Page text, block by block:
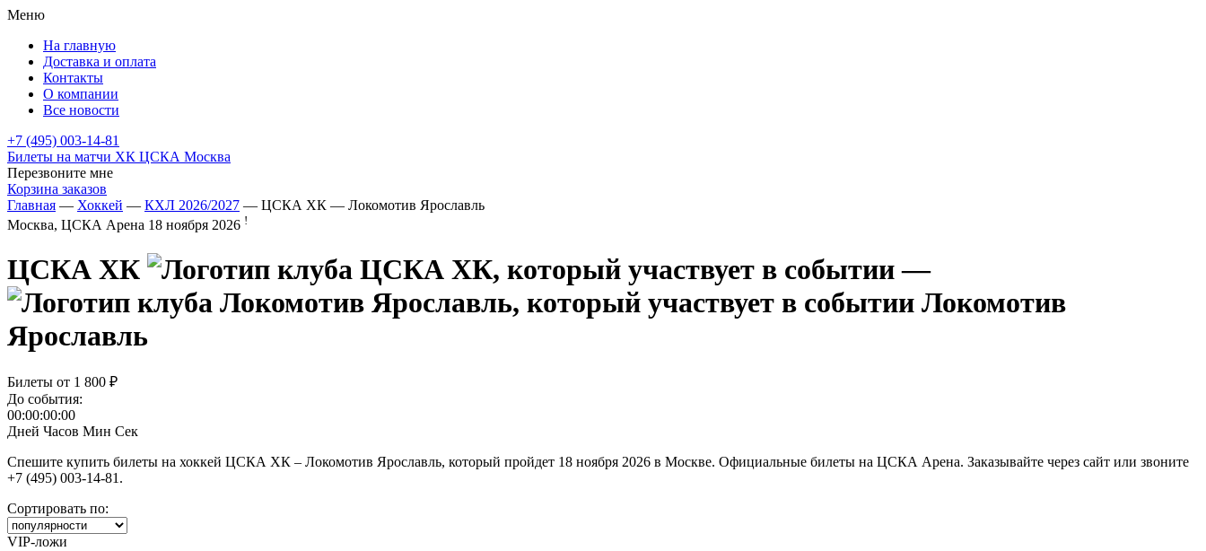
Меню
На главную
Доставка и оплата
Контакты
О компании
Все новости
+7 (495) 003-14-81
Билеты на матчи ХК ЦСКА Москва
Перезвоните мне
Корзина заказов
Главная — Хоккей — КХЛ 2026/2027 — ЦСКА ХК — Локомотив Ярославль
Москва, ЦСКА Арена 18 ноября 2026 !
ЦСКА ХК
—
Локомотив
Ярославль
Билеты от 1 800 ₽
До события:
00:00:00:00
Дней Часов Мин Сек
Спешите купить билеты на хоккей ЦСКА ХК – Локомотив Ярославль, который пройдет 18 ноября 2026 в Москве. Официальные билеты на ЦСКА Арена. Заказывайте через сайт или звоните
+7 (495) 003-14-81.
Сортировать по:
VIP-ложи